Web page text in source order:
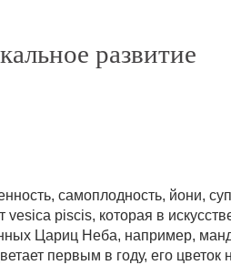
развитие
самоплодность, йони,
vesica piscis, которая в
Цариц Неба, например,
первым в году, его цветок